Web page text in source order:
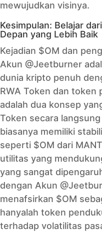
mewujudkan visinya.
Kesimpulan: Belajar
Depan yang Lebih Baik
Kejadian $OM dan
Akun @Jeetburner
dunia kripto penuh
RWA Token dan token
adalah dua konsep
Token secara
biasanya memiliki
seperti $OM dari
utilitas yang
yang sangat
dengan Akun
menafsirkan $OM
hanyalah token
terhadap volatilitas